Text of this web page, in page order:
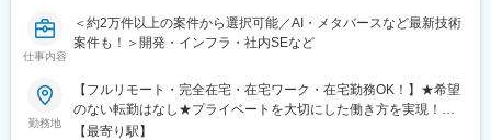
仕事内容
＜約2万件以上の案件から選択可能／AI・メタバースなど最新技術
案件も！＞開発・インフラ・社内SEなど
勤務地
【フルリモート・完全在宅・在宅ワーク・在宅勤務OK！】★希望
のない転勤はなし★プライベートを大切にした働き方を実現！★
東京・大阪・名古屋・北海道・福岡など全国の希望の勤務地で希
【最寄り駅】